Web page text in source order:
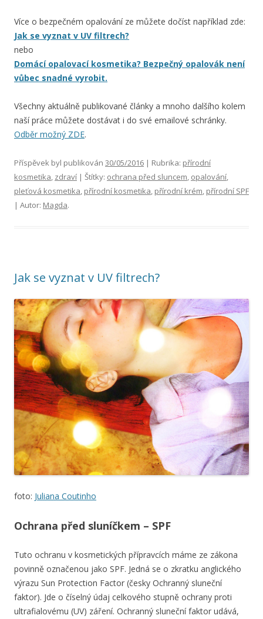
Více o bezpečném opalování ze můžete dočíst například zde:
Jak se vyznat v UV filtrech?
nebo
Domácí opalovací kosmetika? Bezpečný opalovák není
vůbec snadné vyrobit.
Všechny aktuálně publikované články a mnoho dalšího kolem
naší práce můžete dostávat i do své emailové schránky.
Odběr možný ZDE.
Příspěvek byl publikován 30/05/2016 | Rubrika: přírodní
kosmetika, zdraví | Štítky: ochrana před sluncem, opalování,
pleťová kosmetika, přírodní kosmetika, přírodní krém, přírodní SPF
| Autor: Magda.
Jak se vyznat v UV filtrech?
foto: Juliana Coutinho
Ochrana před sluníčkem – SPF
Tuto ochranu v kosmetických přípravcích máme ze zákona
povinně označenou jako SPF. Jedná se o zkratku anglického
výrazu Sun Protection Factor (česky Ochranný sluneční
faktor). Jde o číselný údaj celkového stupně ochrany proti
ultrafialovému (UV) záření. Ochranný sluneční faktor udává,